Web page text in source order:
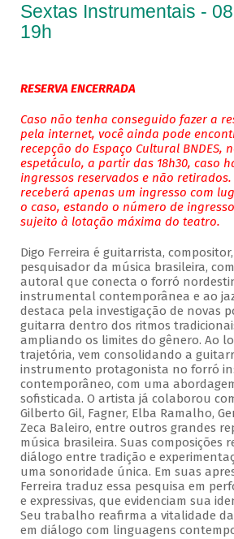
Sextas Instrumentais -
19h
RESERVA ENCERRADA
Caso não tenha conseguido fazer a
pela internet, você ainda pode
recepção do Espaço Cultural BNDES,
espetáculo, a partir das 18h30, caso
ingressos reservados e não retirados.
receberá apenas um ingresso com
o caso, estando o número de
sujeito à lotação máxima do teatro.
Digo Ferreira é guitarrista,
pesquisador da música brasileira,
autoral que conecta o forró
instrumental contemporânea e ao
destaca pela investigação de novas
guitarra dentro dos ritmos
ampliando os limites do gênero. Ao
trajetória, vem consolidando a
instrumento protagonista no forró
contemporâneo, com uma
sofisticada. O artista já colaborou
Gilberto Gil, Fagner, Elba Ramalho,
Zeca Baleiro, entre outros grandes
música brasileira. Suas composições
diálogo entre tradição e
uma sonoridade única. Em suas
Ferreira traduz essa pesquisa em
e expressivas, que evidenciam sua
Seu trabalho reafirma a vitalidade
em diálogo com linguagens